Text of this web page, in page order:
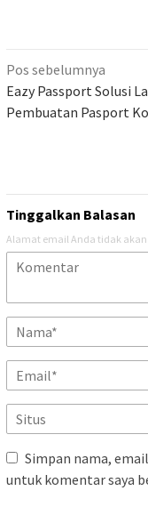
Navigasi
pos
Pos sebelumnya
Eazy Passport Solusi
Pembuatan Pasport
Tinggalkan Balasan
Alamat email Anda tidak
Simpan nama,
untuk komentar saya